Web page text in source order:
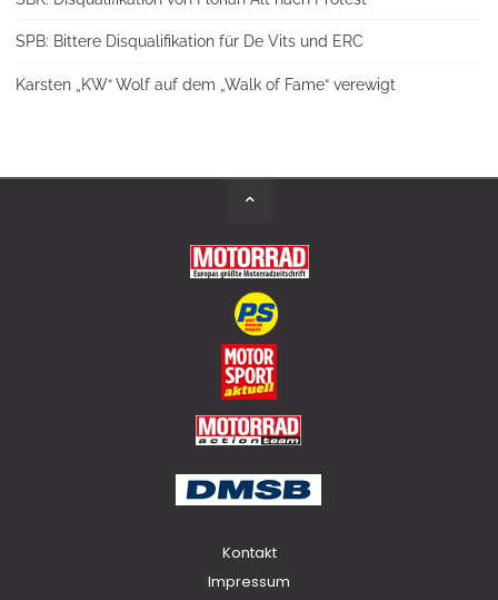
SPB: Bittere Disqualifikation für De Vits und ERC
Karsten „KW“ Wolf auf dem „Walk of Fame“ verewigt
Kontakt
Impressum
Back